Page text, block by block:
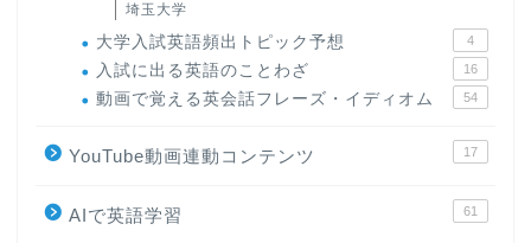
埼玉大学
大学入試英語頻出トピック予想 4
入試に出る英語のことわざ 16
動画で覚える英会話フレーズ・イディオム 54
YouTube動画連動コンテンツ 17
AIで英語学習 61